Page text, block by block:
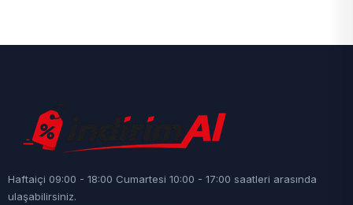
Haftaiçi 09:00 - 18:00 Cumartesi 10:00 - 17:00 saatleri arasında
ulaşabilirsiniz.